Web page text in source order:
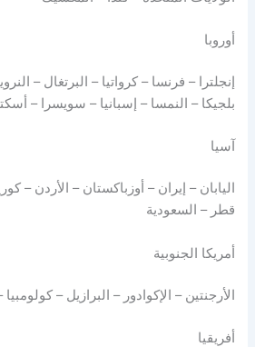
أوروبا
إنجلترا – فرنسا – كرواتيا – البرتغال –
بلجيكا – النمسا – إسبانيا – سويسرا –
آسيا
اليابان – إيران – أوزباكستان – الأردن –
قطر – السعودية
أمريكا الجنوبية
الأرجنتين – الإكوادور – البرازيل –
أفريقيا